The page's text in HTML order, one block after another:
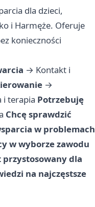
dla dzieci,
i Harmęże. Oferuje
konieczności
→ Kontakt i
→
i terapia Potrzebuję
Chcę sprawdzić
w problemach
w wyborze zawodu
przystosowany dla
na najczęstsze